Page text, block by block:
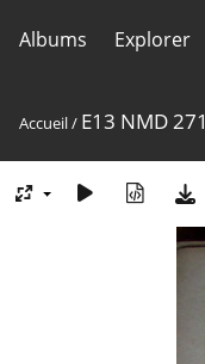
Albums Explorer
Accueil/ E13 NMD 271